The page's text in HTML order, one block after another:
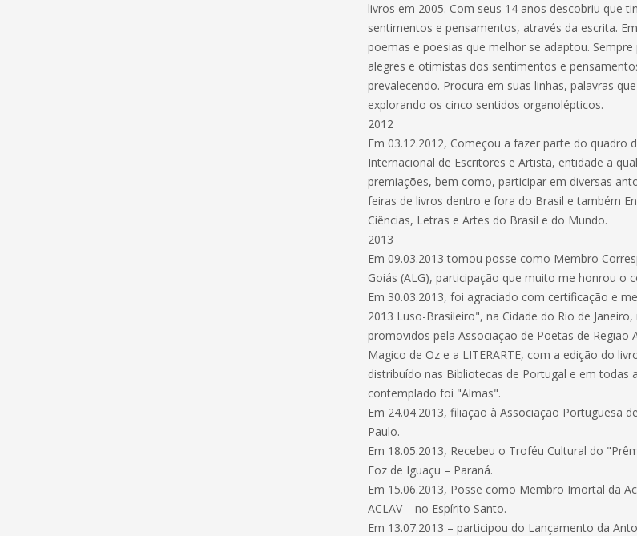
livros em 2005. Com seus 14 anos descobriu que
sentimentos e pensamentos, através da escrita.
poemas e poesias que melhor se adaptou.
alegres e otimistas dos sentimentos e
prevalecendo. Procura em suas linhas, palavras
explorando os cinco sentidos organolépticos.
2012
Em 03.12.2012, Começou a fazer parte do quadro
Internacional de Escritores e Artista, entidade a
premiações, bem como, participar em diversas
feiras de livros dentro e fora do Brasil e também
Ciências, Letras e Artes do Brasil e do Mundo.
2013
Em 09.03.2013 tomou posse como Membro
Goiás (ALG), participação que muito me honrou o
Em 30.03.2013, foi agraciado com certificação e
2013 Luso-Brasileiro", na Cidade do Rio de Janeiro,
promovidos pela Associação de Poetas de
Magico de Oz e a LITERARTE, com a edição do
distribuído nas Bibliotecas de Portugal e em todas
contemplado foi "Almas".
Em 24.04.2013, filiação à Associação Portuguesa
Paulo.
Em 18.05.2013, Recebeu o Troféu Cultural do
Foz de Iguaçu – Paraná.
Em 15.06.2013, Posse como Membro Imortal da
ACLAV – no Espírito Santo.
Em 13.07.2013 – participou do Lançamento da